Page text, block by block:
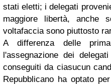
stati eletti; i delegati
maggiore libertà, anche
voltafaccia sono piuttosto
A differenza delle
l'assegnazione dei
conseguiti da ciasucun
Repubblicano ha optato